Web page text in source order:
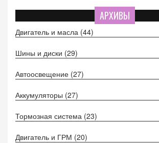
АРХИВЫ
Двигатель и масла (44)
Шины и диски (29)
Автоосвещение (27)
Аккумуляторы (27)
Тормозная система (23)
Двигатель и ГРМ (20)